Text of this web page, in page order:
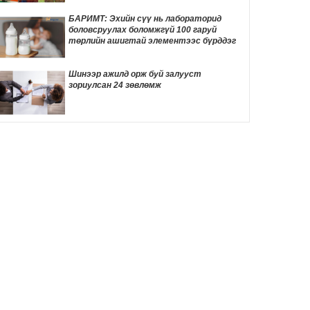
19 цаг 36 мин
ДҮН ШИНЖИЛГЭЭ: Америк- Хятадын
эмзэг харилцаа
19 цаг 47 мин
Д.Трамп төрөлхийн иргэншлийг дахин
хязгаарлахыг оролдлоо
БАРИМТ: Эхийн сүү нь лабораторид
боловсруулах боломжгүй 100 гаруй
төрлийн ашигтай элементээс бүрддэг
Шинээр ажилд орж буй залууст
зориулсан 24 зөвлөмж